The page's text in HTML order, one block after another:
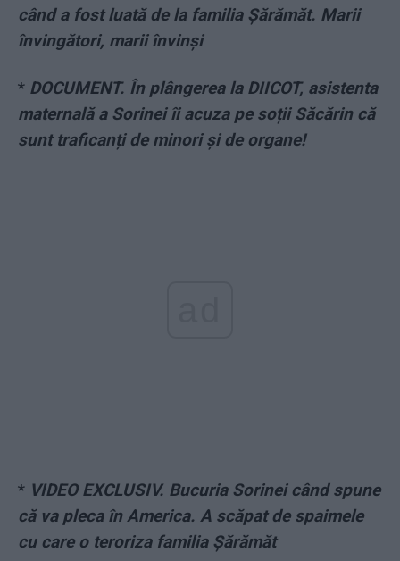
când a fost luată de la familia Șărămăt. Marii
învingători, marii învinși
* DOCUMENT. În plângerea la DIICOT, asistenta
maternală a Sorinei îi acuza pe soții Săcărin că
sunt traficanți de minori și de organe!
* VIDEO EXCLUSIV. Bucuria Sorinei când spune
că va pleca în America. A scăpat de spaimele
cu care o teroriza familia Șărămăt